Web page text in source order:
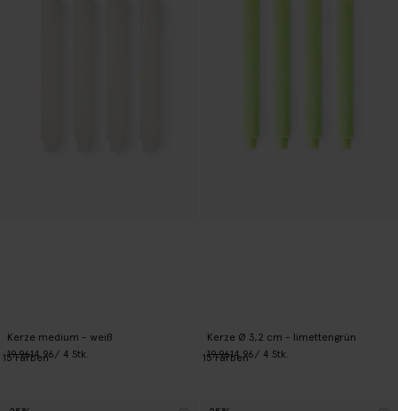
Kerze medium - weiß
19.9614.96/ 4 Stk.
15Farben
Kerze Ø 3,2 cm - limettengrün
19.9614.96/ 4 Stk.
15Farben